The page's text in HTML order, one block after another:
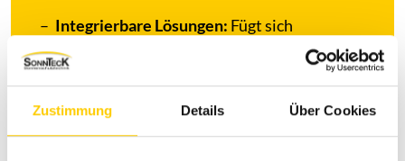
Zustimmung Details Über Cookies
Integrierbare Lösungen: Fügt sich
harmonisch in Sonnenschutzsysteme ein